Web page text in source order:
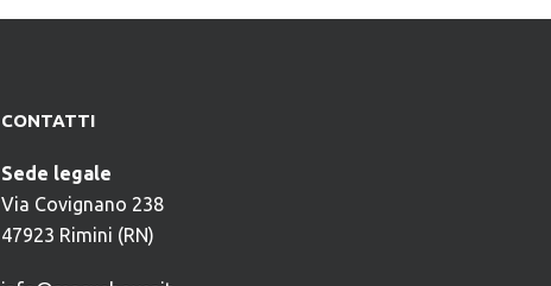
CONTATTI
Sede legale
Via Covignano 238
47923 Rimini (RN)